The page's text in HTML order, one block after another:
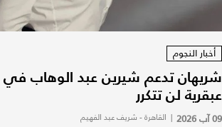
أخبار النجوم
شريهان تدعم شيرين عبد الوهاب في
عبقرية لن تتكرر
09 آب 2026 | القاهرة - شريف عبد الفهيم